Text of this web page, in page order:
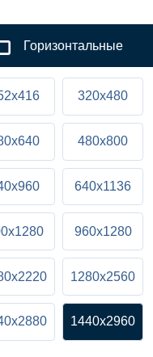
Горизонтальные
320x480
480x800
640x1136
960x1280
1280x2560
1440x2960